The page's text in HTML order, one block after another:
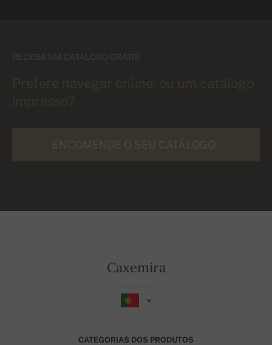
RECEBA UM CATÁLOGO GRÁTIS
Caxemira
CATEGORIAS DOS PRODUTOS